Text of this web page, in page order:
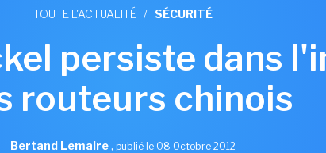
TOUTE L'ACTUALITÉ / SÉCURITÉ
persiste dans
routeurs chinois
Bertand Lemaire, publié le 08 Octobre 2012